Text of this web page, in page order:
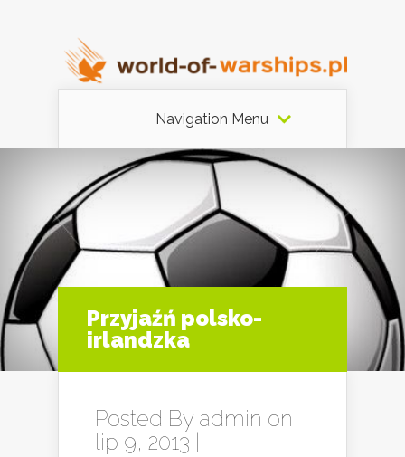
Navigation Menu
Przyjaźń polsko-
irlandzka
Posted By admin on
lip 9, 2013 |